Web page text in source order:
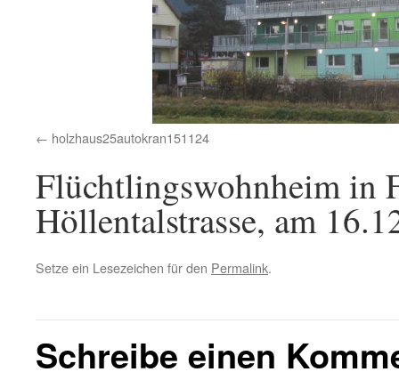
holzhaus25autokran151124
Flüchtlingswohnheim in
Höllentalstrasse, am
Setze ein Lesezeichen für den Permalink.
Schreibe einen